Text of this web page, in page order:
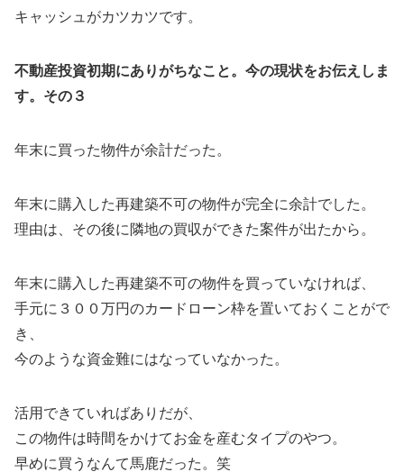
キャッシュがカツカツです。
不動産投資初期にありがちなこと。今の現状をお伝えしま
す。その３
年末に買った物件が余計だった。
年末に購入した再建築不可の物件が完全に余計でした。
理由は、その後に隣地の買収ができた案件が出たから。
年末に購入した再建築不可の物件を買っていなければ、
手元に３００万円のカードローン枠を置いておくことがで
き、
今のような資金難にはなっていなかった。
活用できていればありだが、
この物件は時間をかけてお金を産むタイプのやつ。
早めに買うなんて馬鹿だった。笑